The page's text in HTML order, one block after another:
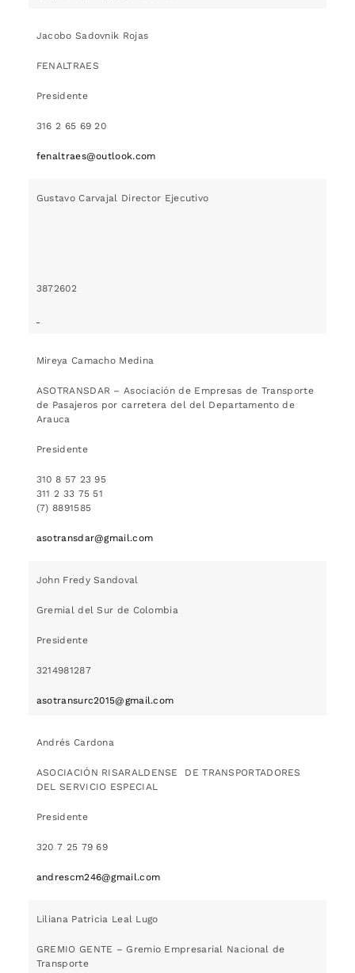
Jacobo Sadovnik Rojas
FENALTRAES
Presidente
316 2 65 69 20
fenaltraes@outlook.com
Gustavo Carvajal Director Ejecutivo
3872602
Mireya Camacho Medina
ASOTRANSDAR – Asociación de Empresas de Transporte
de Pasajeros por carretera del del Departamento de
Arauca
Presidente
310 8 57 23 95
311 2 33 75 51
(7) 8891585
asotransdar@gmail.com
John Fredy Sandoval
Gremial del Sur de Colombia
Presidente
3214981287
asotransurc2015@gmail.com
Andrés Cardona
ASOCIACIÓN RISARALDENSE DE TRANSPORTADORES
DEL SERVICIO ESPECIAL
Presidente
320 7 25 79 69
andrescm246@gmail.com
Liliana Patricia Leal Lugo
GREMIO GENTE – Gremio Empresarial Nacional de
Transporte